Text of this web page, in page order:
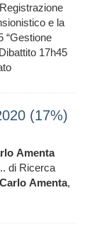
e la
“Gestione
17h45
(17%)
Amenta
di Ricerca
Carlo Amenta,